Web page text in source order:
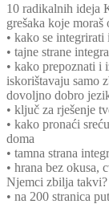
10 radikalnih ideja
grešaka koje
• kako se
• tajne strane
• kako prepoznati i
iskorištavaju samo
dovoljno dobro
• ključ za rješenje
• kako pronaći
doma
• tamna strana
• hrana bez okusa,
Njemci zbilja takvi?
• na 200 stranica